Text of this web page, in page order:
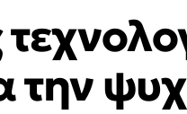
την